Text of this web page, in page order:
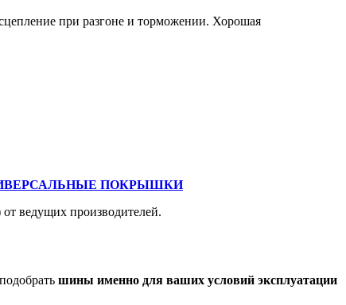
при разгоне и торможении. Хорошая
ПОКРЫШКИ
от ведущих производителей.
шины именно для ваших условий эксплуатации